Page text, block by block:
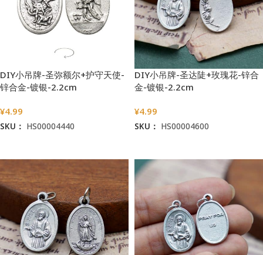
DIY小吊牌-圣弥额尔+护守天使-
锌合金-镀银-2.2cm
¥4.99
SKU： HS00004440
DIY小吊牌-圣达陡+玫瑰花-锌合
金-镀银-2.2cm
¥4.99
SKU： HS00004600